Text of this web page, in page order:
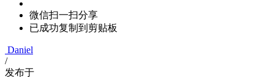
微信扫一扫分享
已成功复制到剪贴板
Daniel
/
发布于